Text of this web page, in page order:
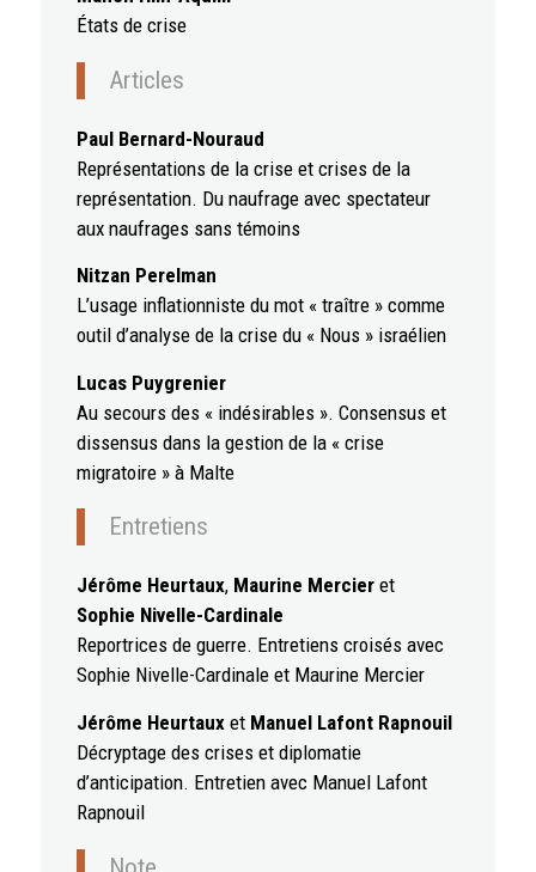
États de crise
Articles
Paul Bernard-Nouraud
Représentations de la crise et crises de la
représentation. Du naufrage avec spectateur
aux naufrages sans témoins
Nitzan Perelman
L’usage inflationniste du mot « traître » comme
outil d’analyse de la crise du « Nous » israélien
Lucas Puygrenier
Au secours des « indésirables ». Consensus et
dissensus dans la gestion de la « crise
migratoire » à Malte
Entretiens
Jérôme Heurtaux,Maurine Mercier et
Sophie Nivelle-Cardinale
Reportrices de guerre. Entretiens croisés avec
Sophie Nivelle-Cardinale et Maurine Mercier
Jérôme Heurtaux etManuel Lafont Rapnouil
Décryptage des crises et diplomatie
d’anticipation. Entretien avec Manuel Lafont
Rapnouil